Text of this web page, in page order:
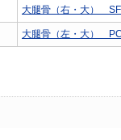
大腿骨（右・大） SF
大腿骨（左・大）